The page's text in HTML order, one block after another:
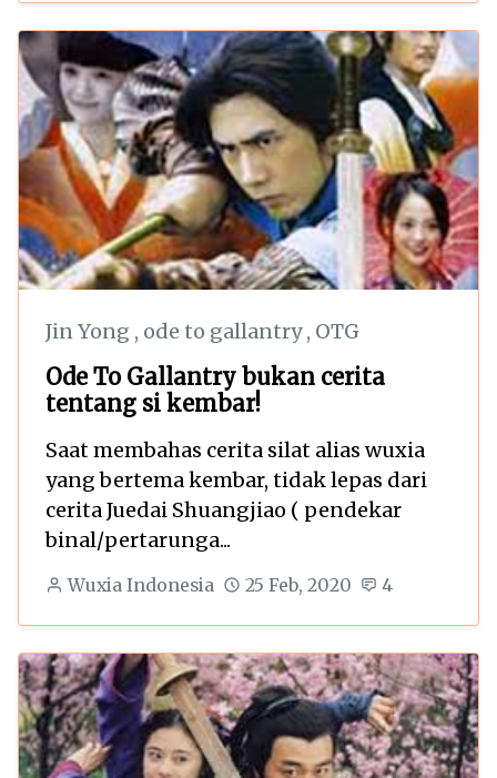
Jin Yong , ode to gallantry, OTG
Ode To Gallantry bukan cerita
tentang si kembar!
Saat membahas cerita silat alias wuxia
yang bertema kembar, tidak lepas dari
cerita Juedai Shuangjiao ( pendekar
binal/pertarunga...
Wuxia Indonesia 25 Feb, 2020 4